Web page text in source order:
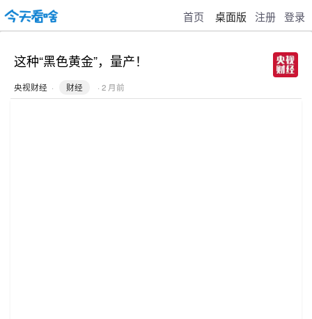
首页 桌面版 注册 登录
这种“黑色黄金”，量产！
央视财经 · 财经 · 2 月前